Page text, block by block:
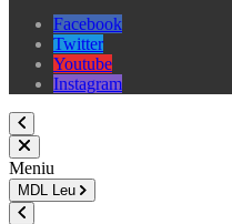
Facebook
Twitter
Youtube
Instagram
Meniu
MDL Leu